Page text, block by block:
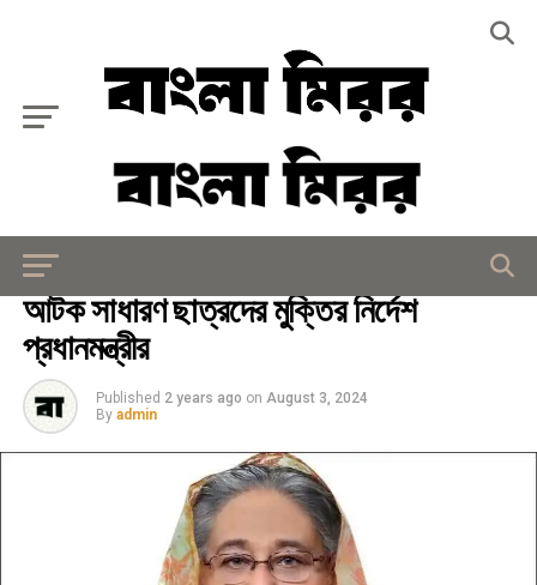
প্রেস রিলিজ
আটক সাধারণ ছাত্রদের মুক্তির নির্দেশ
প্রধানমন্ত্রীর
Published 2 years ago on August 3, 2024
By admin